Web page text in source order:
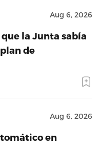
Aug 6, 2026
la Junta sabía
de
Aug 6, 2026
en